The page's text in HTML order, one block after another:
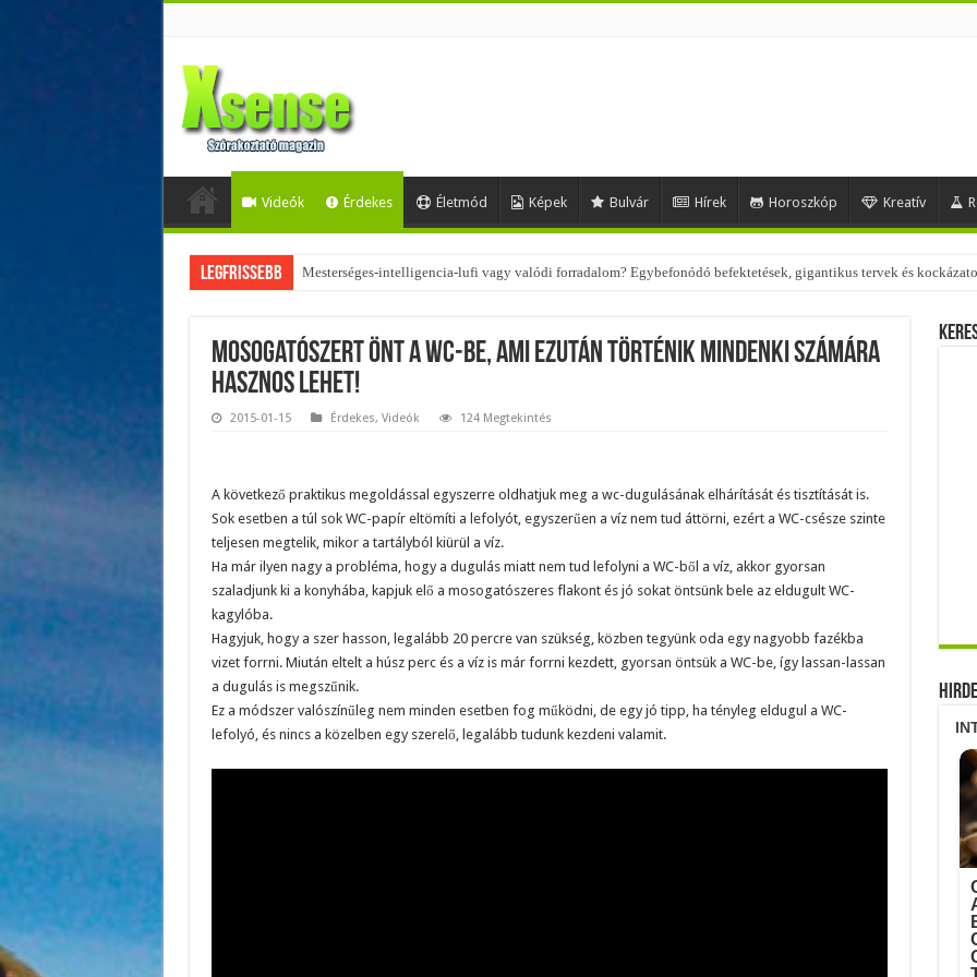
Videók Érdekes Életmód Képek Bulvár Hírek Horoszkóp Kreatív
Legfrissebb Mesterséges-intelligencia-lufi vagy valódi forradalom? Egybefonódó befektetések, gigantikus tervek és
Mosogatószert önt a WC-be, ami ezután történik mindenki számára
hasznos lehet!
2015-01-15 Érdekes, Videók 124 Megtekintés
A következő praktikus megoldással egyszerre oldhatjuk meg a wc-dugulásának elhárítását és tisztítását is.
Sok esetben a túl sok WC-papír eltömíti a lefolyót, egyszerűen a víz nem tud áttörni, ezért a WC-csésze szinte
teljesen megtelik, mikor a tartályból kiürül a víz.
Ha már ilyen nagy a probléma, hogy a dugulás miatt nem tud lefolyni a WC-ből a víz, akkor gyorsan
szaladjunk ki a konyhába, kapjuk elő a mosogatószeres flakont és jó sokat öntsünk bele az eldugult WC-
kagylóba.
Hagyjuk, hogy a szer hasson, legalább 20 percre van szükség, közben tegyünk oda egy nagyobb fazékba
vizet forrni. Miután eltelt a húsz perc és a víz is már forrni kezdett, gyorsan öntsük a WC-be, így lassan-lassan
a dugulás is megszűnik.
Ez a módszer valószínűleg nem minden esetben fog működni, de egy jó tipp, ha tényleg eldugul a WC-
lefolyó, és nincs a közelben egy szerelő, legalább tudunk kezdeni valamit.